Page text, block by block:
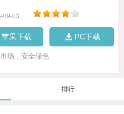
09-03
苹果下载 PC下载
场，安全绿色
排行